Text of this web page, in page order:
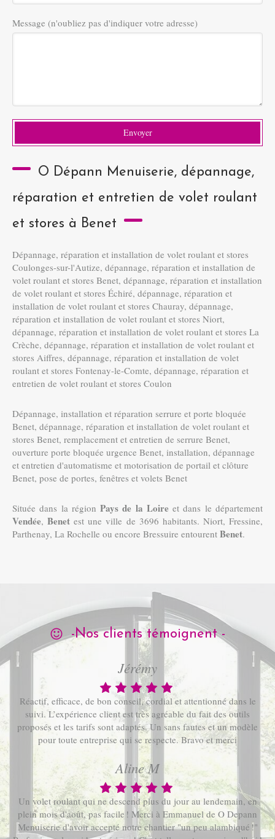
Message (n'oubliez pas d'indiquer votre adresse)
Envoyer
O Dépann Menuiserie, dépannage,
réparation et entretien de volet roulant
et stores à Benet
Dépannage, réparation et installation de volet roulant et stores
Coulonges-sur-l'Autize, dépannage, réparation et installation de
volet roulant et stores Benet, dépannage, réparation et installation
de volet roulant et stores Échiré, dépannage, réparation et
installation de volet roulant et stores Chauray, dépannage,
réparation et installation de volet roulant et stores Niort,
dépannage, réparation et installation de volet roulant et stores La
Crèche, dépannage, réparation et installation de volet roulant et
stores Aiffres, dépannage, réparation et installation de volet
roulant et stores Fontenay-le-Comte, dépannage, réparation et
entretien de volet roulant et stores Coulon
Dépannage, installation et réparation serrure et porte bloquée
Benet, dépannage, réparation et installation de volet roulant et
stores Benet, remplacement et entretien de serrure Benet,
ouverture porte bloquée urgence Benet, installation, dépannage
et entretien d'automatisme et motorisation de portail et clôture
Benet, pose de portes, fenêtres et volets Benet
Située dans la régionPays de la Loire et dans le département
Vendée,Benet est une ville de 3696 habitants. Niort, Fressine,
Parthenay, La Rochelle ou encore Bressuire entourent Benet.
-Nos clients témoignent -
Jérémy
Réactif, efficace, de bon conseil, cordial et attentionné dans le
suivi. L’expérience client est très agréable du fait des outils
proposés et les tarifs sont adaptés. Un sans fautes et un modèle
pour toute entreprise qui se respecte. Bravo et merci
Aline M
Un volet roulant qui ne descend plus du jour au lendemain, en
plein mois d'août, pas facile ! Merci à Emmanuel de O Depann
Menuiserie d'avoir accepté notre chantier "un peu alambiqué !"